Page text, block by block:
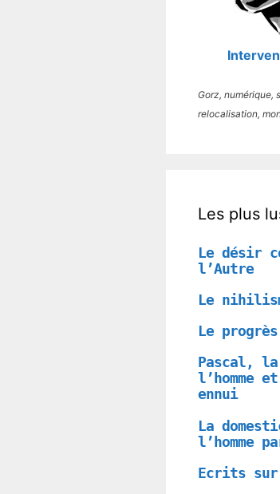
Gorz, numérique,
relocalisation,
Les plus
Le désir
l’Autre
Le
Le
Pascal, la
l’homme
ennui
La
l’homme
Ecrits